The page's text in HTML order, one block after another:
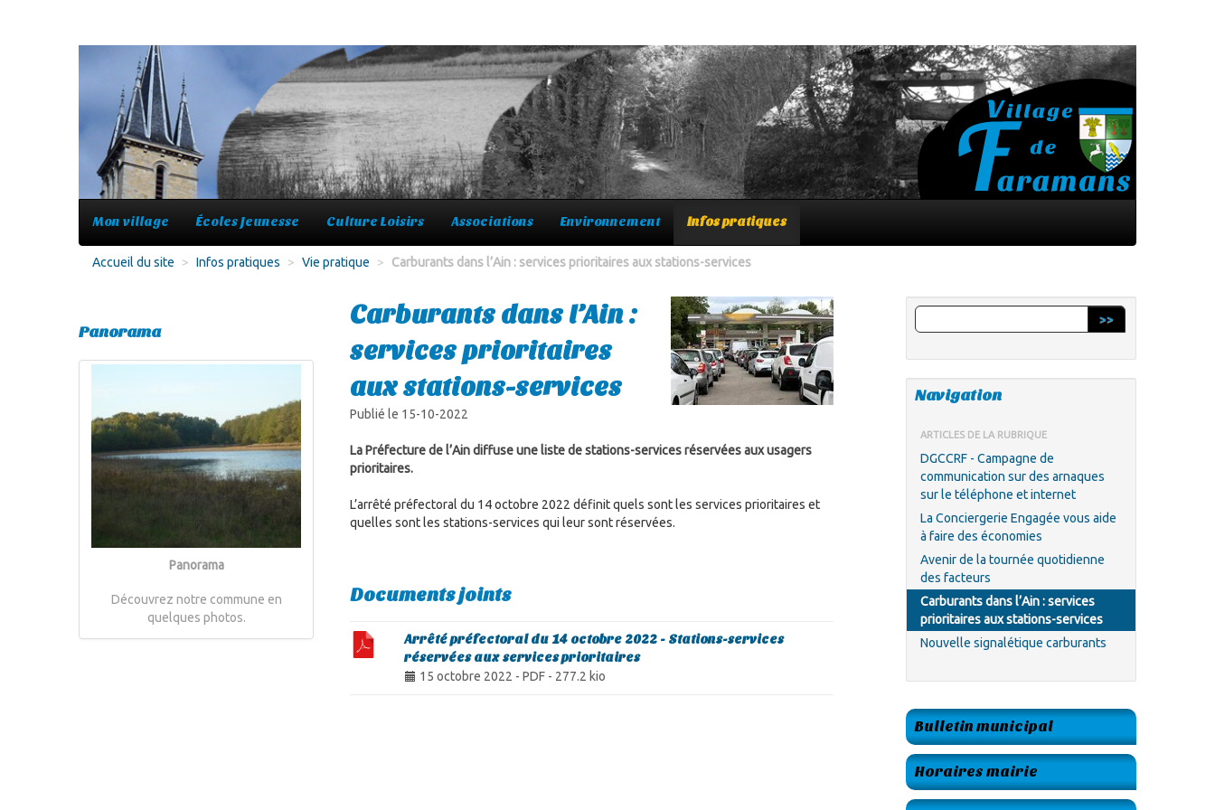
Mon village Écoles Jeunesse Culture Loisirs Associations Environnement Infos pratiques
Accueil du site > Infos pratiques > Vie pratique > Carburants dans l’Ain : services prioritaires aux stations-services
Carburants dans l’Ain :
services prioritaires
aux stations-services
Publié le 15-10-2022
La Préfecture de l’Ain diffuse une liste de stations-services réservées aux usagers
prioritaires.
L’arrêté préfectoral du 14 octobre 2022 définit quels sont les services prioritaires et
quelles sont les stations-services qui leur sont réservées.
Documents joints
Arrêté préfectoral du 14 octobre 2022 - Stations-services
réservées aux services prioritaires
15 octobre 2022 - PDF - 277.2 kio
>>
Navigation
ARTICLES DE LA RUBRIQUE
DGCCRF - Campagne de
communication sur des arnaques
sur le téléphone et internet
La Conciergerie Engagée vous aide
à faire des économies
Avenir de la tournée quotidienne
des facteurs
Carburants dans l’Ain : services
prioritaires aux stations-services
Nouvelle signalétique carburants
Bulletin municipal
Horaires mairie
Panorama
Panorama
Découvrez notre commune en
quelques photos.